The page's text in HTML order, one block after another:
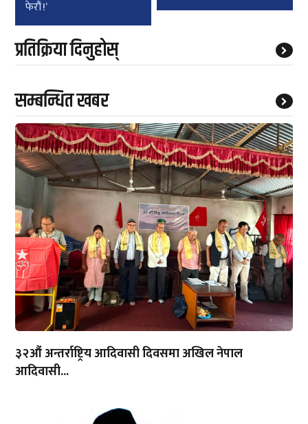
फेरौं !’
प्रतिक्रिया दिनुहोस्
सम्बन्धित खबर
३२औं अन्तर्राष्ट्रिय आदिवासी दिवसमा अखिल नेपाल
आदिवासी...